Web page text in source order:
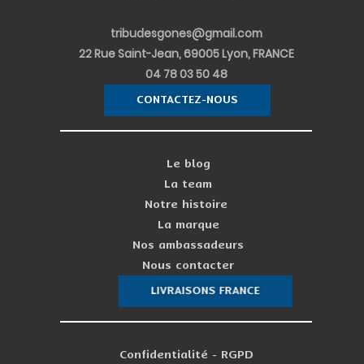
tribudesgones@gmail.com
22 Rue Saint-Jean, 69005 Lyon, FRANCE
04 78 03 50 48
CONTACTEZ-NOUS
Le blog
La team
Notre histoire
La marque
Nos ambassadeurs
Nous contacter
LIVRAISONS FRANCE
Confidentialité - RGPD